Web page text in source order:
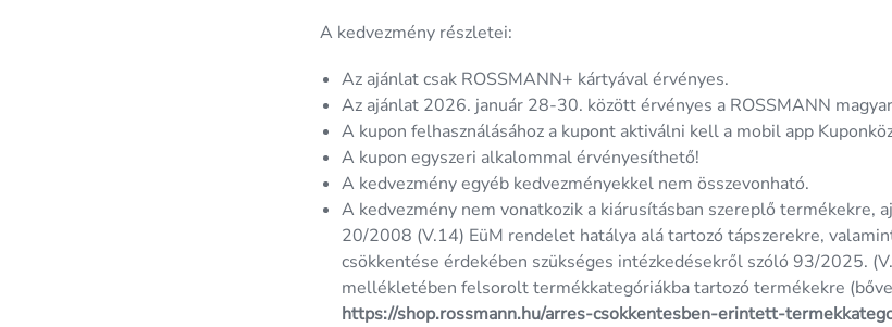
A kedvezmény részletei:
Az ajánlat csak ROSSMANN+ kártyával érvényes.
Az ajánlat 2026. január 28-30. között érvényes a ROSSMANN
A kupon felhasználásához a kupont aktiválni kell a mobil app
A kupon egyszeri alkalommal érvényesíthető!
A kedvezmény egyéb kedvezményekkel nem összevonható.
A kedvezmény nem vonatkozik a kiárusításban szereplő termékekre,
20/2008 (V.14) EüM rendelet hatálya alá tartozó tápszerekre,
csökkentése érdekében szükséges intézkedésekről szóló 93/2025.
mellékletében felsorolt termékkategóriákba tartozó termékekre
https://shop.rossmann.hu/arres-csokkentesben-erintett-